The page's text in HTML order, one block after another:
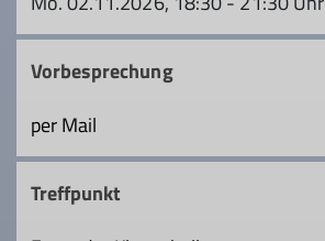
Vorbesprechung
per Mail
Treffpunkt